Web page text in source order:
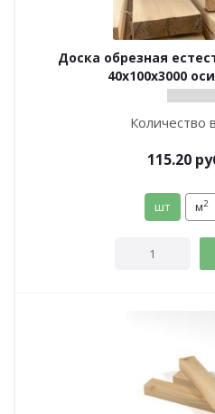
Доска обрезная
40х100х3000
Количество
115.20
шт м2